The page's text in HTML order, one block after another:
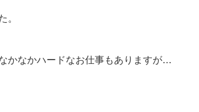
。
かなかハードなお仕事もありますが…